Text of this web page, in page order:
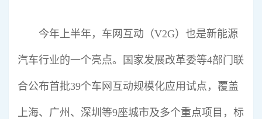
今年上半年，车网互动（V2G）也是新能源
汽车行业的一个亮点。国家发展改革委等4部门联
合公布首批39个车网互动规模化应用试点，覆盖
上海、广州、深圳等9座城市及多个重点项目，标